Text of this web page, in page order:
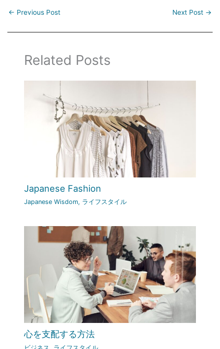
← Previous Post Next Post →
Related Posts
Japanese Fashion
Japanese Wisdom, ライフスタイル
心を支配する方法